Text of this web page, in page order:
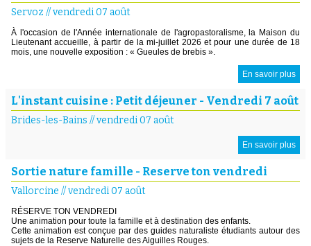
Servoz //vendredi 07 août
À l'occasion de l'Année internationale de l'agropastoralisme, la Maison du
Lieutenant accueille, à partir de la mi-juillet 2026 et pour une durée de 18
mois, une nouvelle exposition : « Gueules de brebis ».
En savoir plus
L'instant cuisine : Petit déjeuner - Vendredi 7 août
Brides-les-Bains //vendredi 07 août
En savoir plus
Sortie nature famille - Reserve ton vendredi
Vallorcine //vendredi 07 août
RÉSERVE TON VENDREDI
Une animation pour toute la famille et à destination des enfants.
Cette animation est conçue par des guides naturaliste étudiants autour des
sujets de la Reserve Naturelle des Aiguilles Rouges.